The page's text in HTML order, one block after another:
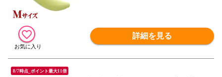
詳細を見る
8/7時点_ポイント最大11倍